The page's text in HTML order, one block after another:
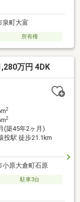
泉町大富
所有権
万円 4DK
2
2
(築45年2ヶ月)
投駅 徒歩21.1km
小原大倉町石原
駐車3台